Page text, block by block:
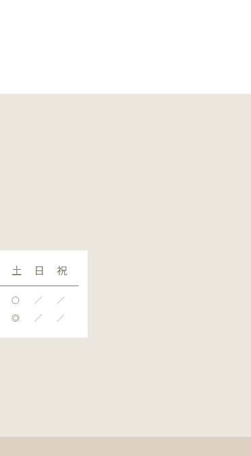
土 日
祝
〇 ／ ／
◎ ／ ／